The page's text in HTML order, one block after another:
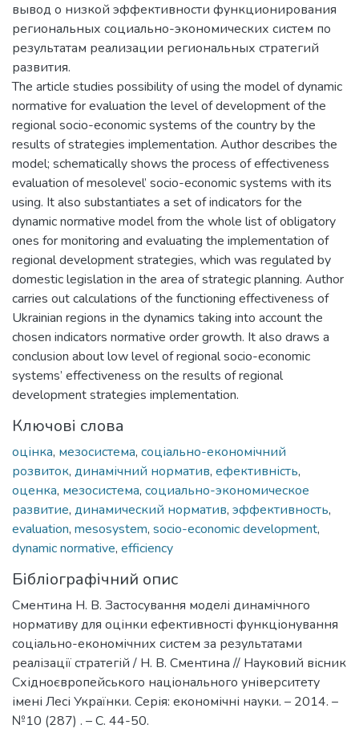
вывод о низкой эффективности функционирования
региональных социально-экономических систем по
результатам реализации региональных стратегий
развития.
The article studies possibility of using the model of dynamic
normative for evaluation the level of development of the
regional socio-economic systems of the country by the
results of strategies implementation. Author describes the
model; schematically shows the process of effectiveness
evaluation of mesolevel’ socio-economic systems with its
using. It also substantiates a set of indicators for the
dynamic normative model from the whole list of obligatory
ones for monitoring and evaluating the implementation of
regional development strategies, which was regulated by
domestic legislation in the area of strategic planning. Author
carries out calculations of the functioning effectiveness of
Ukrainian regions in the dynamics taking into account the
chosen indicators normative order growth. It also draws a
conclusion about low level of regional socio-economic
systems’ effectiveness on the results of regional
development strategies implementation.
Ключові слова
оцінка, мезосистема, соціально-економічний
розвиток, динамічний норматив, ефективність,
оценка, мезосистема, социально-экономическое
развитие, динамический норматив, эффективность,
evaluation, mesosystem, socio-economic development,
dynamic normative, efficiency
Бібліографічний опис
Сментина Н. В. Застосування моделі динамічного
нормативу для оцінки ефективності функціонування
соціально-економічних систем за результатами
реалізації стратегій / Н. В. Сментина // Науковий вісник
Східноєвропейського національного університету
імені Лесі Українки. Серія: економічні науки. – 2014. –
№10 (287) . – С. 44-50.